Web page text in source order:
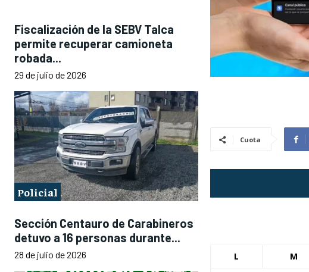
Fiscalización de la SEBV Talca
permite recuperar camioneta
robada...
29 de julio de 2026
Policial
Sección Centauro de Carabineros
detuvo a 16 personas durante...
28 de julio de 2026
Cuota
L M